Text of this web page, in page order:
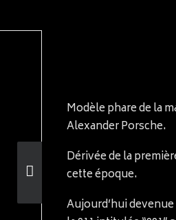
Modèle phare de la
Alexander Porsche.
Dérivée de la
cette époque.
Aujourd’hui